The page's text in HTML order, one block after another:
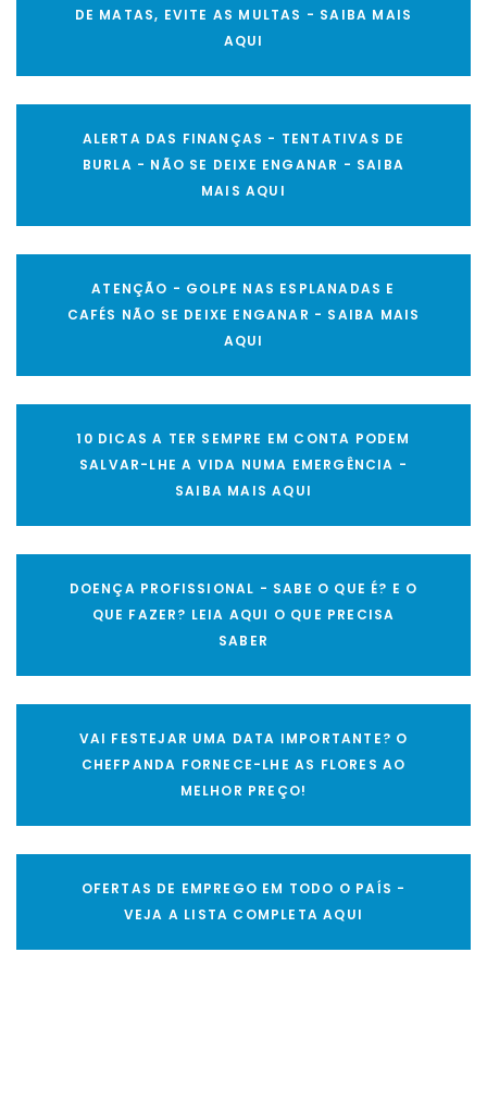
DE MATAS, EVITE AS MULTAS - SAIBA MAIS
AQUI
ALERTA DAS FINANÇAS - TENTATIVAS DE
BURLA - NÃO SE DEIXE ENGANAR - SAIBA
MAIS AQUI
ATENÇÃO - GOLPE NAS ESPLANADAS E
CAFÉS NÃO SE DEIXE ENGANAR - SAIBA MAIS
AQUI
10 DICAS A TER SEMPRE EM CONTA PODEM
SALVAR-LHE A VIDA NUMA EMERGÊNCIA -
SAIBA MAIS AQUI
DOENÇA PROFISSIONAL - SABE O QUE É? E O
QUE FAZER? LEIA AQUI O QUE PRECISA
SABER
VAI FESTEJAR UMA DATA IMPORTANTE? O
CHEFPANDA FORNECE-LHE AS FLORES AO
MELHOR PREÇO!
OFERTAS DE EMPREGO EM TODO O PAÍS -
VEJA A LISTA COMPLETA AQUI